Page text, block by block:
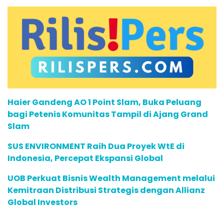
Haier Gandeng AO 1 Point Slam, Buka Peluang
bagi Petenis Komunitas Tampil di Ajang Grand
Slam
SUS ENVIRONMENT Raih Dua Proyek WtE di
Indonesia, Percepat Ekspansi Global
UOB Perkuat Bisnis Wealth Management melalui
Kemitraan Distribusi Strategis dengan Allianz
Global Investors